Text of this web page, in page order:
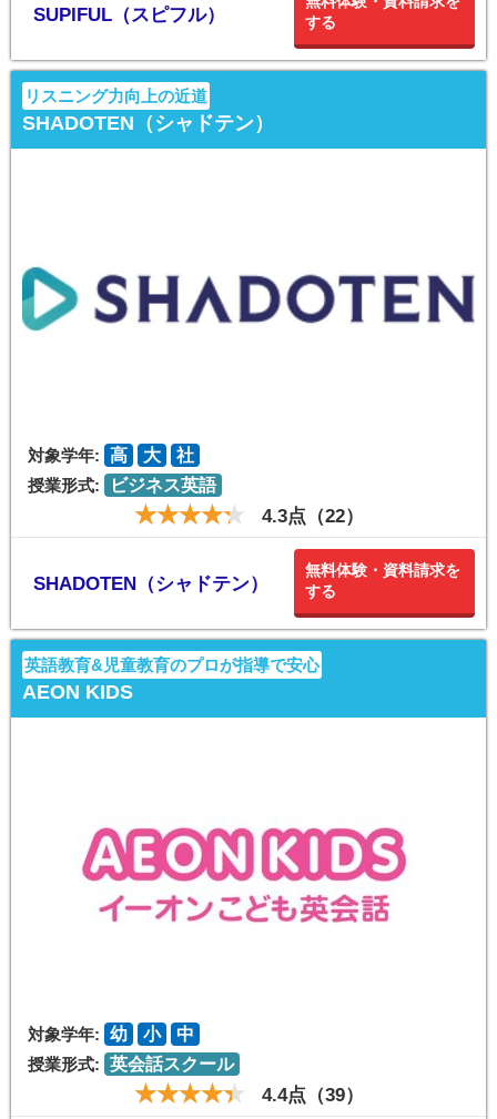
SUPIFUL（スピフル）
する
リスニング力向上の近道
SHADOTEN（シャドテン）
対象学年: 高 大
社
授業形式:
ビジネス英語
4.3点（22）
SHADOTEN（シャドテン）
無料体験・資料請求を
する
英語教育&児童教育のプロが指導で安心
AEON KIDS
対象学年: 幼 小
中
授業形式: 英会話スクール
4.4点（39）